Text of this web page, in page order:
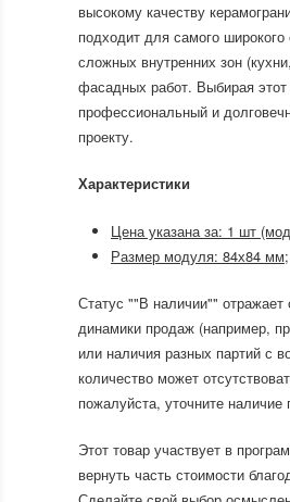
высокому качеству
подходит для самого
сложных внутренних зон
фасадных работ. Выбирая
профессиональный и
проекту.
Характеристики
Цена указана за: 1 шт
Размер модуля: 84х84 мм;
Статус ""В наличии""
динамики продаж (например,
или наличия разных партий с
количество может
пожалуйста, уточните наличие
Этот товар участвует в
вернуть часть стоимости